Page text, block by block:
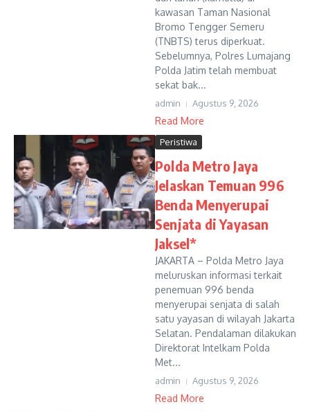
kawasan Taman Nasional
Bromo Tengger Semeru
(TNBTS) terus diperkuat.
Sebelumnya, Polres Lumajang
Polda Jatim telah membuat
sekat bak...
admin Agustus 9, 2026
Read More
Peristiwa
Polda Metro Jaya
Jelaskan Temuan 996
Benda Menyerupai
Senjata di Yayasan
Jaksel*
JAKARTA – Polda Metro Jaya
meluruskan informasi terkait
penemuan 996 benda
menyerupai senjata di salah
satu yayasan di wilayah Jakarta
Selatan. Pendalaman dilakukan
Direktorat Intelkam Polda
Met...
admin Agustus 9, 2026
Read More